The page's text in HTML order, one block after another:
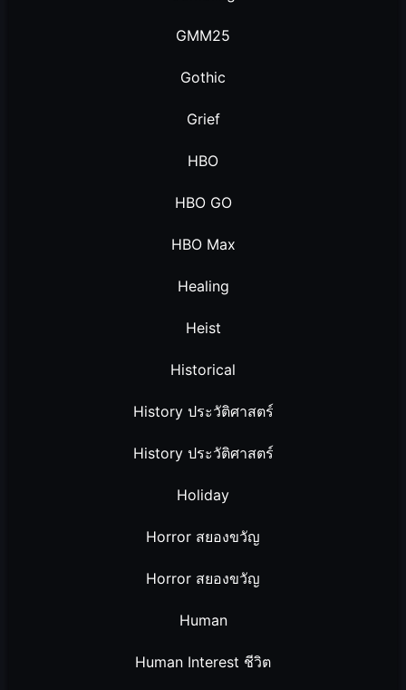
GMM25
Gothic
Grief
HBO
HBO GO
HBO Max
Healing
Heist
Historical
History ประวัติศาสตร์
History ประวัติศาสตร์
Holiday
Horror สยองขวัญ
Horror สยองขวัญ
Human
Human Interest ชีวิต